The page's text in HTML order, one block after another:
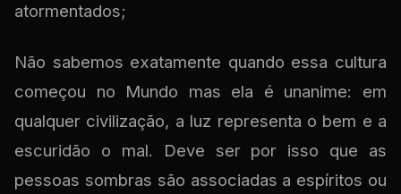
atormentados;
Não sabemos exatamente quando essa cultura
começou no Mundo mas ela é unanime: em
qualquer civilização, a luz representa o bem e a
escuridão o mal. Deve ser por isso que as
pessoas sombras são associadas a espíritos ou